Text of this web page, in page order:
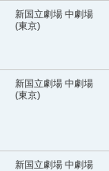
新国立劇場 中劇場
(東京)
新国立劇場 中劇場
(東京)
新国立劇場 中劇場